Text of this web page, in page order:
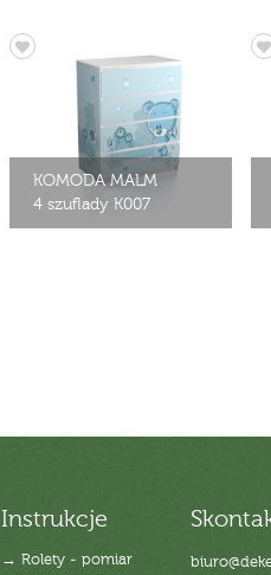
KOMODA MALM
4 szuflady K007
Instrukcje
→ Rolety - pomiar